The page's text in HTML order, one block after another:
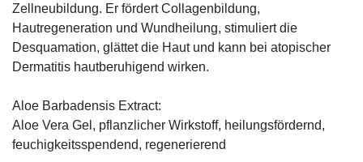
Zellneubildung. Er fördert Collagenbildung,
Hautregeneration und Wundheilung, stimuliert die
Desquamation, glättet die Haut und kann bei atopischer
Dermatitis hautberuhigend wirken.
Aloe Barbadensis Extract:
Aloe Vera Gel, pflanzlicher Wirkstoff, ­heilungsfördernd,
feuchigkeitsspendend, ­regenerierend